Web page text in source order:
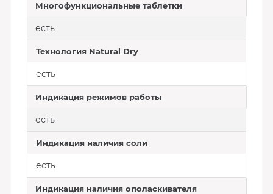
Многофункциональные таблетки
есть
Технология Natural Dry
есть
Индикация режимов работы
есть
Индикация наличия соли
есть
Индикация наличия ополаскивателя